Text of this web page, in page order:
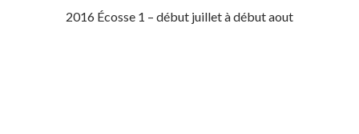
2016 Écosse 1 – début juillet à début aout